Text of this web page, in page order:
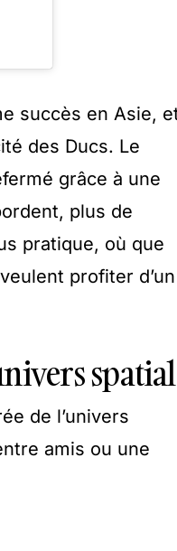
succès en Asie,
des Ducs. Le
grâce à une
plus de
pratique, où que
profiter d’un
spatial
de l’univers
amis ou une